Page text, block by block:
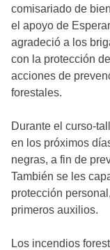
comisariado de
el apoyo de
agradeció a los
con la protección
acciones de
forestales.
Durante el curso-
en los próximos
negras, a fin de
También se les
protección
primeros auxilios.
Los incendios